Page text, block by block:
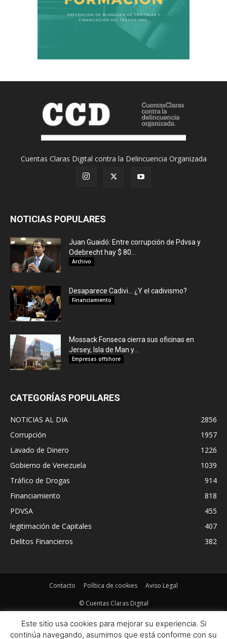
Cuentas Claras Digital contra la Delincuencia Organizada
NOTICIAS POPULARES
Juan Guaidó: Entre corrupción de Pdvsa y
Odebrecht hay $ 80...
Archivo
Desaparece Cadivi… ¿Y el cadivismo?
Financiamiento
Mossack Fonseca cierra sus oficinas en
Jersey, Isla de Man y...
Empresas offshore
CATEGORÍAS POPULARES
NOTICIAS AL DIA
2856
Corrupción
1957
Lavado de Dinero
1226
Gobierno de Venezuela
1039
Tráfico de Drogas
914
Financiamiento
818
PDVSA
455
legitimación de Capitales
407
Delitos Financieros
382
Contacto Política de cookies Aviso Legal
© Cuentas Claras Digital
Este sitio usa cookies para mejorar su experiencia. Si
continúa navegando, asumimos que está conforme con su